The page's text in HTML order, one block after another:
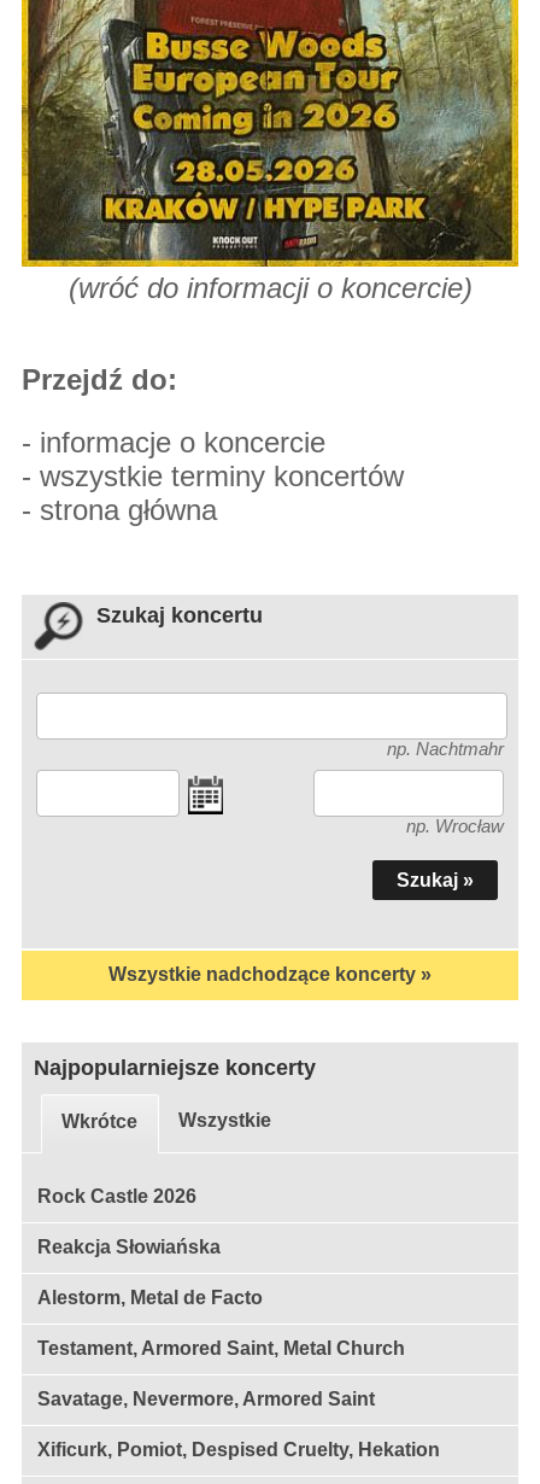
(wróć do informacji o koncercie)
Przejdź do:
- informacje o koncercie
- wszystkie terminy koncertów
- strona główna
Szukaj koncertu
np. Nachtmahr
np. Wrocław
Wszystkie nadchodzące koncerty »
Najpopularniejsze koncerty
Wkrótce Wszystkie
Rock Castle 2026
Reakcja Słowiańska
Alestorm, Metal de Facto
Testament, Armored Saint, Metal Church
Savatage, Nevermore, Armored Saint
Xificurk, Pomiot, Despised Cruelty, Hekation